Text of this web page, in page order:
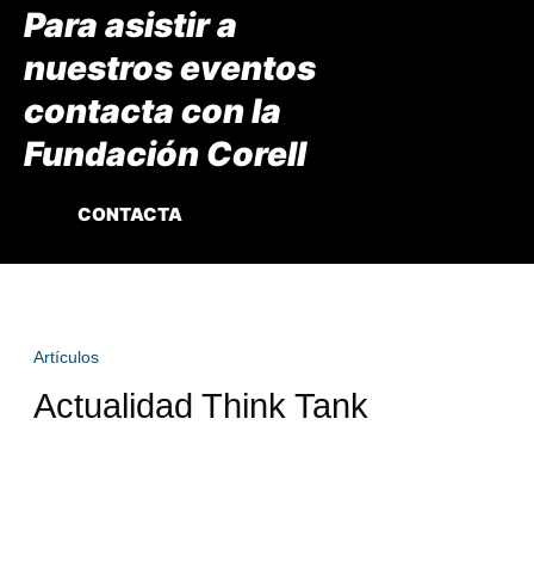
Para asistir a
nuestros eventos
contacta con la
Fundación Corell
CONTACTA
Artículos
Actualidad Think Tank